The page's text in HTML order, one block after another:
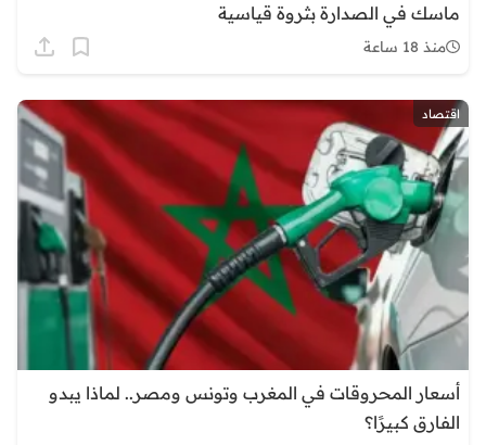
ماسك في الصدارة بثروة قياسية
منذ 18 ساعة
اقتصاد
أسعار المحروقات في المغرب وتونس ومصر.. لماذا يبدو
الفارق كبيرًا؟